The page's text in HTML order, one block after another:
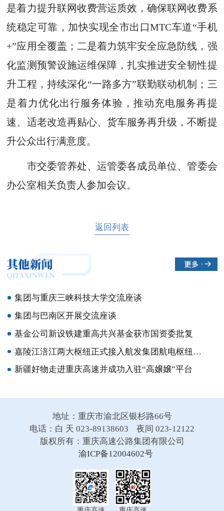
是着力提升联网收费营运质效，确保联网收费系
统稳定可靠，加快实现全市出口MTC车道“手机
+”应用全覆盖；二是着力筑牢安全应急防线，强
化监测预警设施运维保障，扎实推进安全韧性提
升工程，持续深化“一路多方”联勤联动机制；三
是着力优化出行服务体验，推动充电服务再提
速、适老改造再贴心、货车服务再升级，不断提
升公众出行满意度。
市交委管养处、运管委各成员单位、管委会
办公室相关负责人参加会议。
返回列表
集团与重庆三峡科技大学交流座谈
集团与巴南区开展交流座谈
基金公司新设铁建重高共兴基金获市国资委批复
嘉陵江涪江两大枢纽正式接入航发集团航电枢纽集控中心
新疆好物走进重庆高速并成功入驻“高嬢嬢”平台
地址：重庆市渝北区银杉路66号
电话：白 天 023-89138603 夜间 023-12122
版权所有：重庆高速公路集团有限公司
渝ICP备12004602号